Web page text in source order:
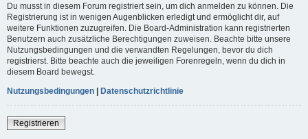
Du musst in diesem Forum registriert sein, um dich anmelden zu können. Die
Registrierung ist in wenigen Augenblicken erledigt und ermöglicht dir, auf
weitere Funktionen zuzugreifen. Die Board-Administration kann registrierten
Benutzern auch zusätzliche Berechtigungen zuweisen. Beachte bitte unsere
Nutzungsbedingungen und die verwandten Regelungen, bevor du dich
registrierst. Bitte beachte auch die jeweiligen Forenregeln, wenn du dich in
diesem Board bewegst.
Nutzungsbedingungen | Datenschutzrichtlinie
Registrieren